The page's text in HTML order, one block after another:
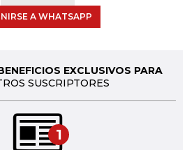
A WHATSAPP
EXCLUSIVOS PARA
SUSCRIPTORES
1